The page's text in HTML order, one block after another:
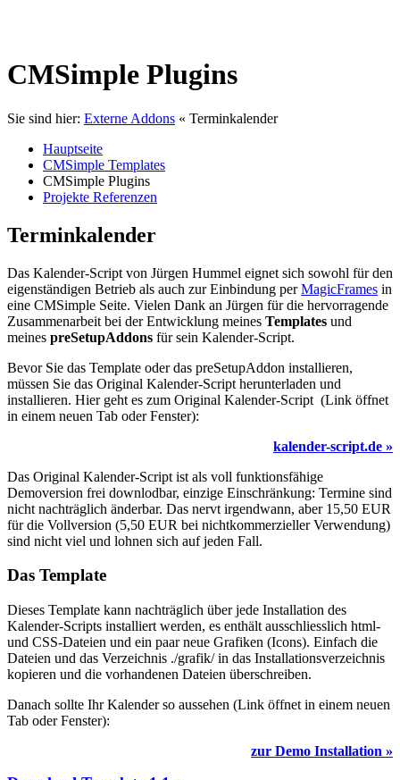
CMSimple Plugins
Sie sind hier: Externe Addons « Terminkalender
Hauptseite
CMSimple Templates
CMSimple Plugins
Projekte Referenzen
Terminkalender
Das Kalender-Script von Jürgen Hummel eignet sich sowohl für den
eigenständigen Betrieb als auch zur Einbindung perMagicFrames in
eine CMSimple Seite. Vielen Dank an Jürgen für die hervorragende
Zusammenarbeit bei der Entwicklung meines Templates und
meines preSetupAddons für sein Kalender-Script.
Bevor Sie das Template oder das preSetupAddon installieren,
müssen Sie das Original Kalender-Script herunterladen und
installieren. Hier geht es zum Original Kalender-Script (Link öffnet
in einem neuen Tab oder Fenster):
kalender-script.de »
Das Original Kalender-Script ist als voll funktionsfähige
Demoversion frei downlodbar, einzige Einschränkung: Termine sind
nicht nachträglich änderbar. Das nervt irgendwann, aber 15,50 EUR
für die Vollversion (5,50 EUR bei nichtkommerzieller Verwendung)
sind nicht viel und lohnen sich auf jeden Fall.
Das Template
Dieses Template kann nachträglich über jede Installation des
Kalender-Scripts installiert werden, es enthält ausschliesslich html-
und CSS-Dateien und ein paar neue Grafiken (Icons). Einfach die
Dateien und das Verzeichnis ./grafik/ in das Installationsverzeichnis
kopieren und die vorhandenen Dateien überschreiben.
Danach sollte Ihr Kalender so aussehen (Link öffnet in einem neuen
Tab oder Fenster):
zur Demo Installation »